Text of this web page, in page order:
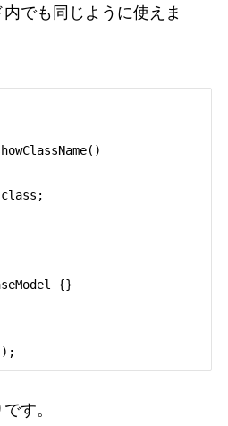
でも同じように使えま
{}
す。